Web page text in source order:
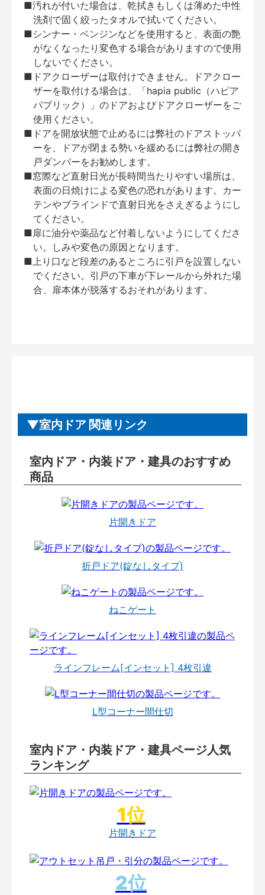
■汚れが付いた場合は、乾拭きもしくは薄めた中性
洗剤で固く絞ったタオルで拭いてください。
■シンナー・ベンジンなどを使用すると、表面の艶
がなくなったり変色する場合がありますので使用
しないでください。
■ドアクローザーは取付けできません。ドアクロー
ザーを取付ける場合は、「hapia public（ハピア
パブリック）」のドアおよびドアクローザーをご
使用ください。
■ドアを開放状態で止めるには弊社のドアストッパ
ーを、ドアが閉まる勢いを緩めるには弊社の開き
戸ダンパーをお勧めします。
■窓際など直射日光が長時間当たりやすい場所は、
表面の日焼けによる変色の恐れがあります。カー
テンやブラインドで直射日光をさえぎるようにし
てください。
■扉に油分や薬品など付着しないようにしてくださ
い。しみや変色の原因となります。
■上り口など段差のあるところに引戸を設置しない
でください。引戸の下車が下レールから外れた場
合、扉本体が脱落するおそれがあります。
室内ドア 関連リンク
室内ドア・内装ドア・建具のおすすめ
商品
片開きドア
折戸ドア(錠なしタイプ)
ねこゲート
ラインフレーム[インセット] 4枚引違
L型コーナー間仕切
室内ドア・内装ドア・建具ページ人気
ランキング
片開きドア